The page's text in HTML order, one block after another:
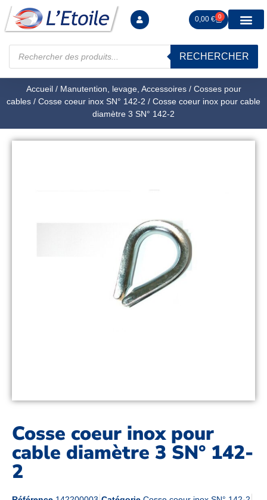
0,00 € 0
RECHERCHER
Accueil/ Manutention, levage, Accessoires/ Cosses pour
cables / Cosse coeur inox SN° 142-2 / Cosse coeur inox pour cable
diamètre 3 SN° 142-2
Cosse coeur inox pour
cable diamètre 3 SN° 142-
2